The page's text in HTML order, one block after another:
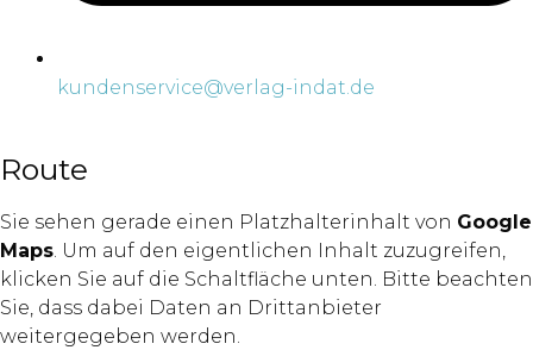
kundenservice@verlag-indat.de
Route
Sie sehen gerade einen Platzhalterinhalt von Google
Maps. Um auf den eigentlichen Inhalt zuzugreifen,
klicken Sie auf die Schaltfläche unten. Bitte beachten
Sie, dass dabei Daten an Drittanbieter
weitergegeben werden.